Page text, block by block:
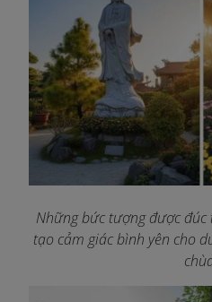
Những bức tượng được
tạo cảm giác bình yên cho